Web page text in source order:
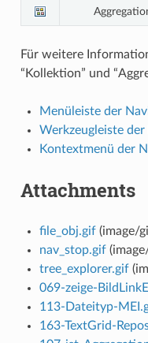
Für weitere
“Kollektion” und
Menüleiste der
Werkzeugleiste
Kontextmenü der
Attachments
file_obj.gif(image/
nav_stop.gif
tree_explorer.gif
069-zeige-
113-Dateityp-
163-TextGrid-